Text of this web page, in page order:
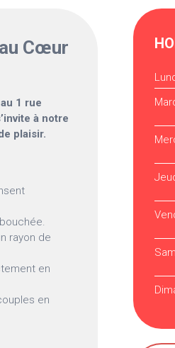
Cœur
1 rue
à notre
plaisir.
rayon de
en
en